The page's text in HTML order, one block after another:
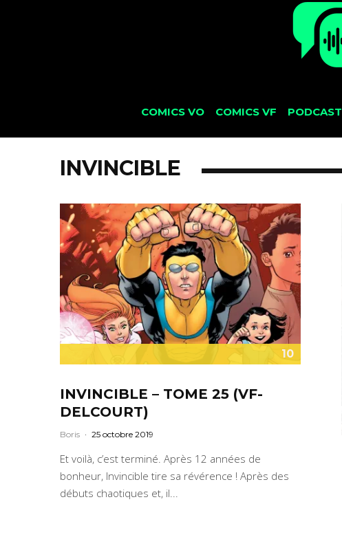
COMICS VO COMICS VF PODCAST
INVINCIBLE
10
INVINCIBLE – TOME 25 (VF-
DELCOURT)
Boris · 25 octobre 2019
Et voilà, c’est terminé. Après 12 années de
bonheur, Invincible tire sa révérence ! Après des
débuts chaotiques et, il...